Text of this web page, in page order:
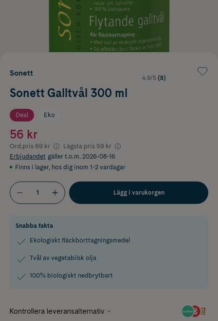
Sonett
4.9/5 (8)
Sonett Galltvål 300 ml
Deal Eko
56 kr
Ord.pris 69 kr Lägsta pris 59 kr
Erbjudandet gäller t.o.m. 2026-08-16
Finns i lager, hos dig inom 1-2 vardagar
Lägg i varukorgen
Snabba fakta
Ekologiskt fläckborttagningsmedel
Tvål av vegetabilsk olja
100% biologiskt nedbrytbart